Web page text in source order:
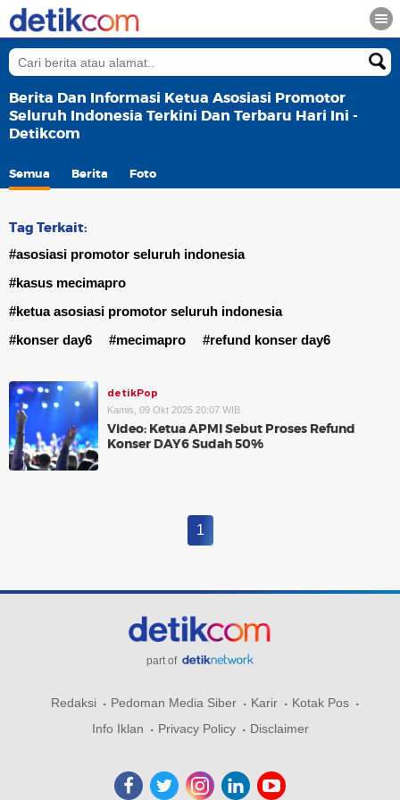
Berita Dan Informasi Ketua Asosiasi Promotor
Seluruh Indonesia Terkini Dan Terbaru Hari Ini -
Detikcom
Semua Berita Foto
Tag Terkait:
#asosiasi promotor seluruh indonesia
#kasus mecimapro
#ketua asosiasi promotor seluruh indonesia
#konser day6
#mecimapro #refund konser day6
detikPop
Kamis, 09 Okt 2025 20:07 WIB
Video: Ketua APMI Sebut Proses Refund
Konser DAY6 Sudah 50%
1
part of
Redaksi Pedoman Media Siber Karir
Kotak Pos
Info Iklan
Privacy Policy Disclaimer